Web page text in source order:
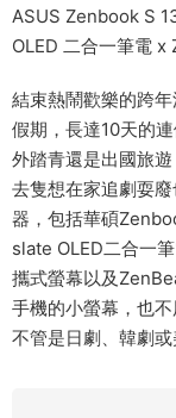
​ASUS Zenbook S
OLED 二合一筆電
結束熱鬧歡樂的跨
假期，長達10天的
外踏青還是出國旅
去隻想在家追劇耍
器，包括華碩
slate OLED二合一
攜式螢幕以及
手機的小螢幕，也
不管是日劇、韓劇